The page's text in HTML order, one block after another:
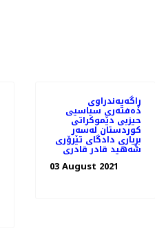
ڕاگەیەندراوی
دەفتەری سیاسیی
حیزبی دێموکراتی
کوردستان لەسەر
بڕیاری دادگای تێرۆری
شەهید قادر قادری
03 August 2021